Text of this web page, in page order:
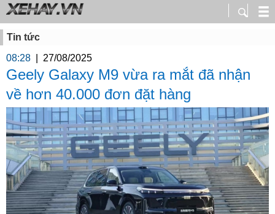
Tin tức
08:28
27/08/2025
Geely Galaxy M9 vừa ra mắt đã nhận
về hơn 40.000 đơn đặt hàng